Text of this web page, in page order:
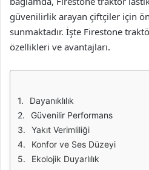
güvenilirlik arayan çiftçiler için
sunmaktadır. İşte Firestone
özellikleri ve avantajları.
Dayanıklılık
Güvenilir Performans
Yakıt Verimliliği
Konfor ve Ses Düzeyi
Ekolojik Duyarlılık